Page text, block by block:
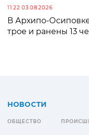
11:22 03.08.2026
В Архипо-
трое и ранены 13
НОВОСТИ
ОБЩЕСТВО